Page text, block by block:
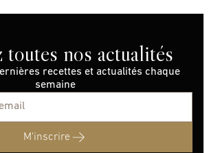
toutes nos actualités
recettes et actualités chaque
semaine
M'inscrire